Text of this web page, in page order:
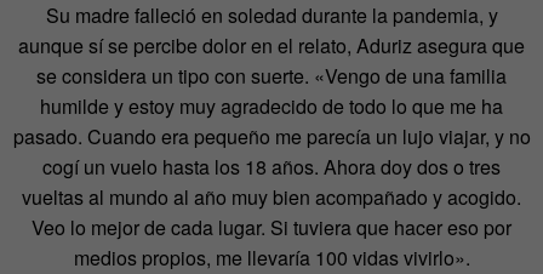
Su madre falleció en soledad durante la pandemia, y
aunque sí se percibe dolor en el relato, Aduriz asegura que
se considera un tipo con suerte. «Vengo de una familia
humilde y estoy muy agradecido de todo lo que me ha
pasado. Cuando era pequeño me parecía un lujo viajar, y no
cogí un vuelo hasta los 18 años. Ahora doy dos o tres
vueltas al mundo al año muy bien acompañado y acogido.
Veo lo mejor de cada lugar. Si tuviera que hacer eso por
medios propios, me llevaría 100 vidas vivirlo».